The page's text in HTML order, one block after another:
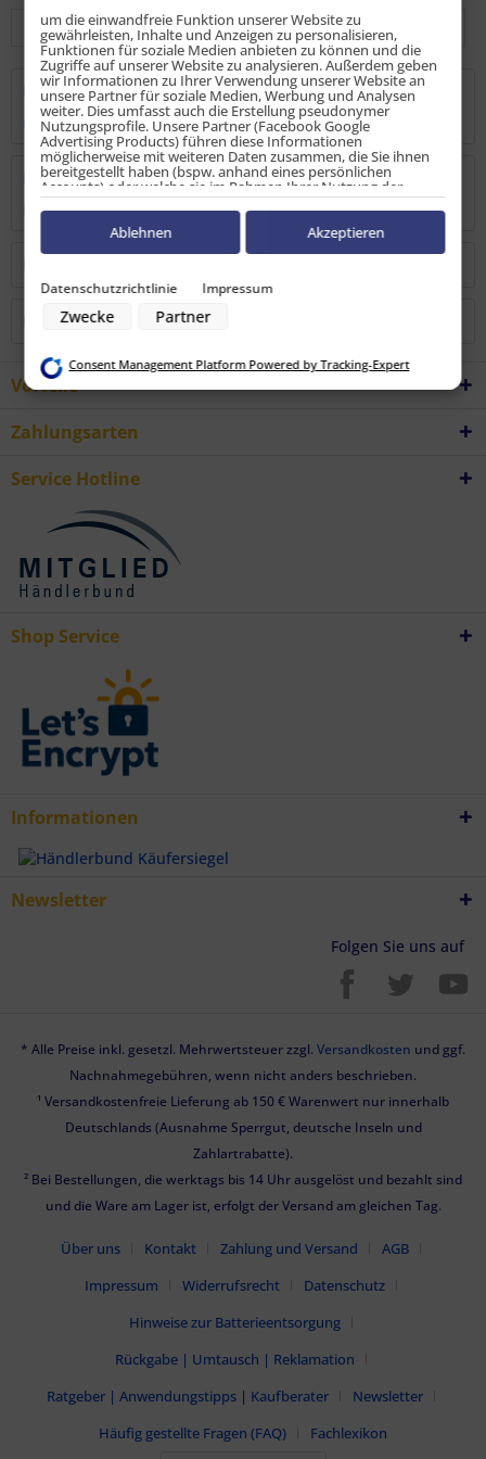
Beschreibung
mehr
Bewertungen
0
Bewertungen lesen, schreiben und diskutieren...mehr
Kunden haben sich ebenfalls angesehen
Vorteile
Zahlungsarten
Service Hotline
Shop Service
Informationen
Newsletter
Folgen Sie uns auf
* Alle Preise inkl. gesetzl. Mehrwertsteuer zzgl. Versandkosten und ggf.
Nachnahmegebühren, wenn nicht anders beschrieben.
¹ Versandkostenfreie Lieferung ab 150 € Warenwert nur innerhalb
Deutschlands (Ausnahme Sperrgut, deutsche Inseln und
Zahlartrabatte).
² Bei Bestellungen, die werktags bis 14 Uhr ausgelöst und bezahlt sind
und die Ware am Lager ist, erfolgt der Versand am gleichen Tag.
Über uns Kontakt Zahlung und Versand
AGB
Impressum
Widerrufsrecht
Datenschutz
Hinweise zur Batterieentsorgung
Rückgabe | Umtausch | Reklamation
Ratgeber | Anwendungstipps | Kaufberater
Newsletter
Häufig gestellte Fragen (FAQ)
Fachlexikon
um die einwandfreie Funktion unserer Website zu
gewährleisten, Inhalte und Anzeigen zu personalisieren,
Funktionen für soziale Medien anbieten zu können und die
Zugriffe auf unserer Website zu analysieren. Außerdem geben
wir Informationen zu Ihrer Verwendung unserer Website an
unsere Partner für soziale Medien, Werbung und Analysen
weiter. Dies umfasst auch die Erstellung pseudonymer
Nutzungsprofile. Unsere Partner (Facebook Google
Advertising Products) führen diese Informationen
möglicherweise mit weiteren Daten zusammen, die Sie ihnen
bereitgestellt haben (bspw. anhand eines persönlichen
Accounts) oder welche sie im Rahmen Ihrer Nutzung der
Dienste gesammelt haben (bspw. Nutzungsdaten anderer
Geräte). Ihre Einwilligung zur Nutzung von Cookies und Pixeln
können Sie jederzeit widerrufen, indem Sie auf den
Datenschutz-Button links unten klicken und dort die
Zwecke der Datenverarbeitung durch unsere Partner:
Speichern von oder Zugriff auf Informationen auf einem Endgerät
Verwendung von Profilen zur Auswahl personalisierter Werbung
Messung der Performance von Inhalten
Entwicklung und Verbesserung der Angebote
Besondere Features:
Verwendung genauer Standortdaten
Endgeräteeigenschaften zur Identifikation aktiv abfragen
Datenschutzrichtlinie Impressum
Zwecke Partner
Ablehnen Akzeptieren
Consent Management Platform Powered by Tracking-Expert